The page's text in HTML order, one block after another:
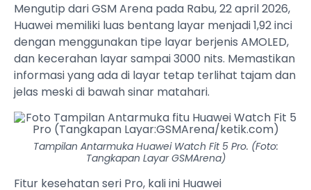
Mengutip dari GSM Arena pada Rabu, 22 april 2026,
Huawei memiliki luas bentang layar menjadi 1,92 inci
dengan menggunakan tipe layar berjenis AMOLED,
dan kecerahan layar sampai 3000 nits. Memastikan
informasi yang ada di layar tetap terlihat tajam dan
jelas meski di bawah sinar matahari.
Tampilan Antarmuka Huawei Watch Fit 5 Pro. (Foto:
Tangkapan Layar GSMArena)
Fitur kesehatan seri Pro, kali ini Huawei